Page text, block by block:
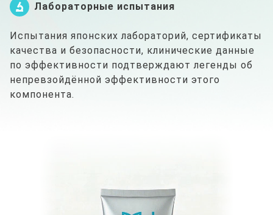
Лабораторные испытания
Испытания японских лабораторий, сертификаты
качества и безопасности, клинические данные
по эффективности подтверждают легенды об
непревзойдённой эффективности этого
компонента.